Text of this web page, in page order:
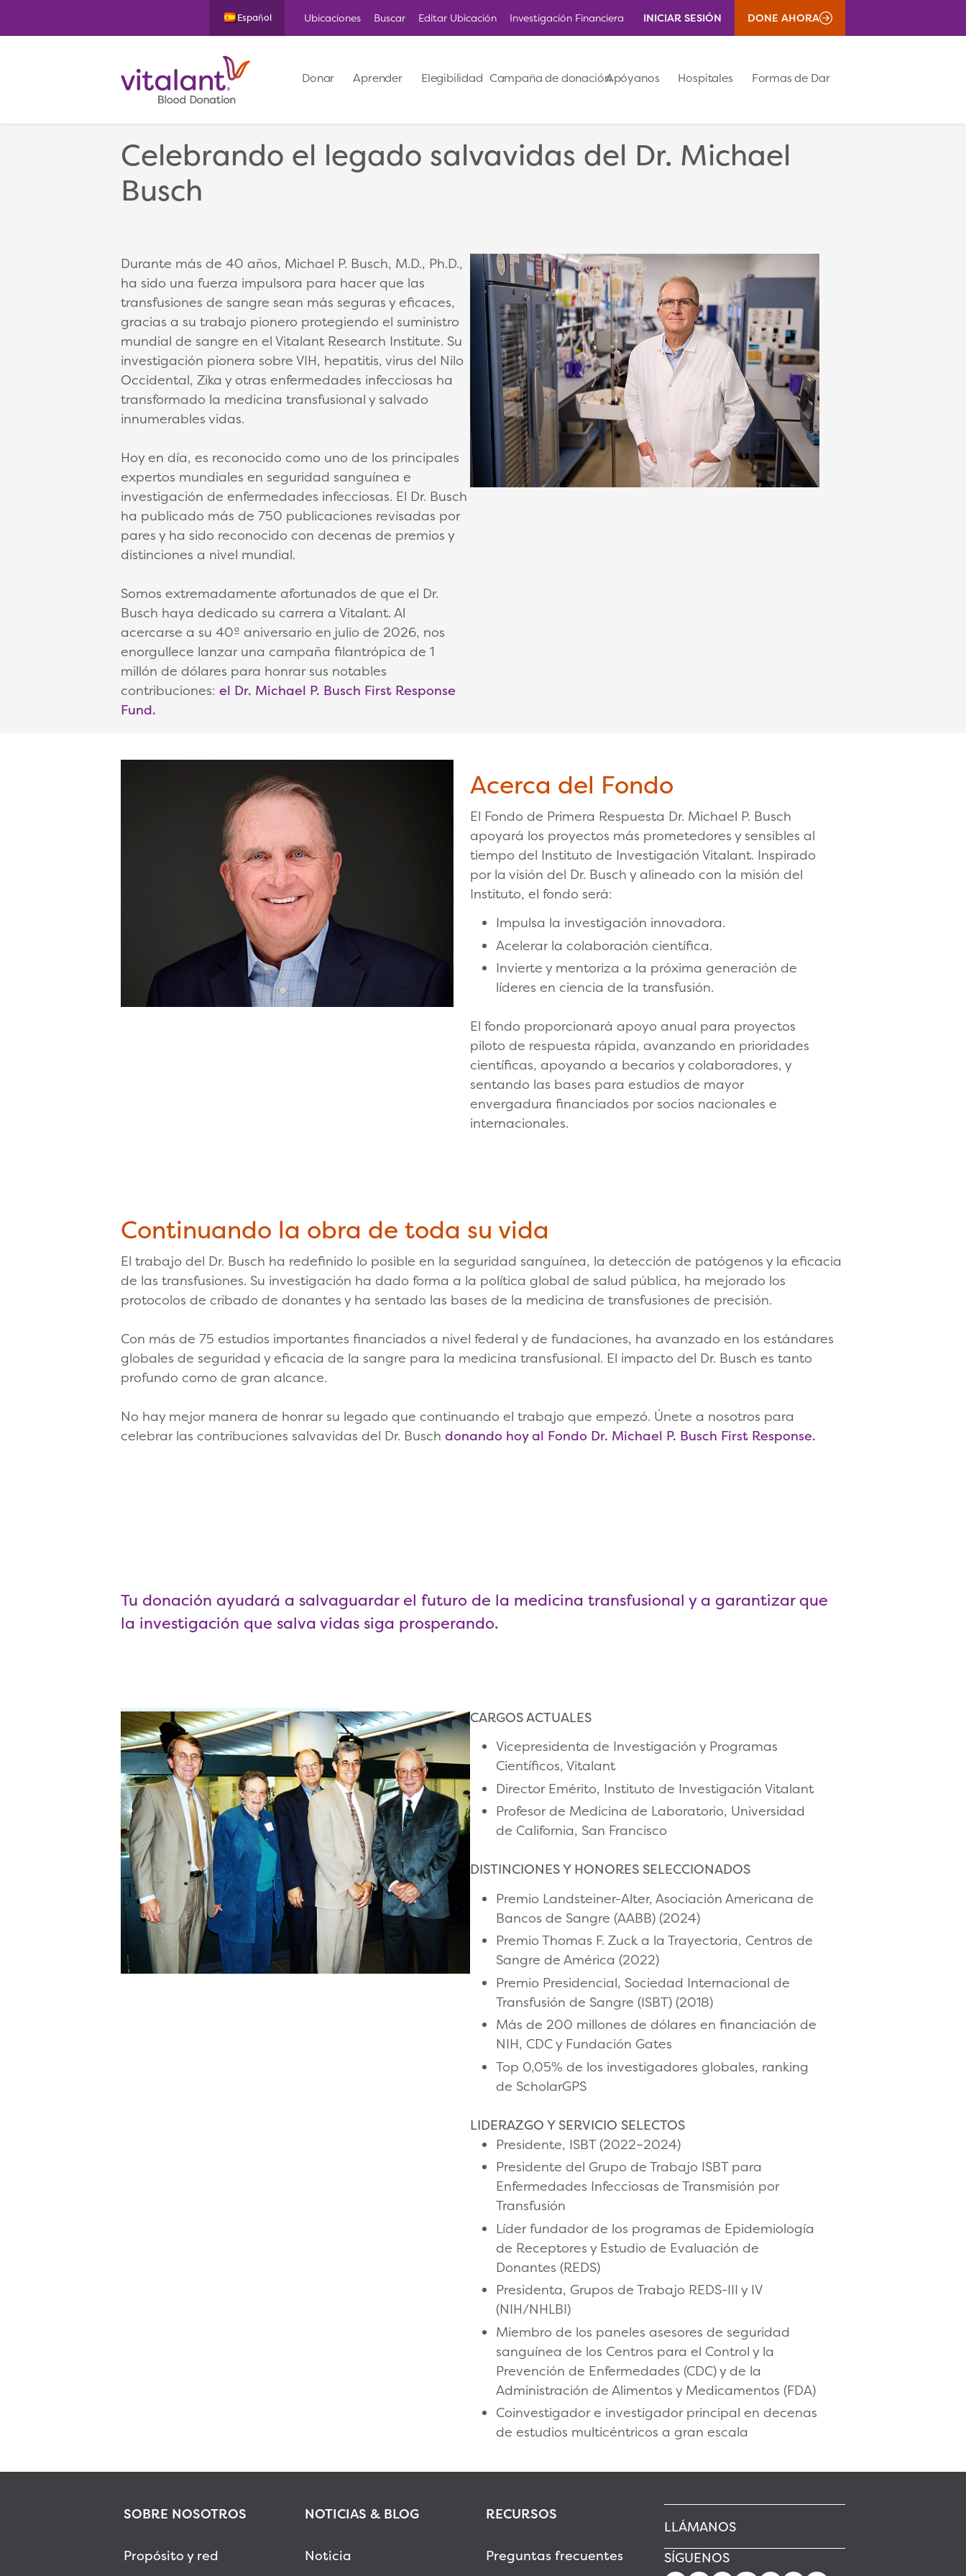
Español Ubicaciones Buscar Editar Ubicación Investigación Financiera INICIAR SESIÓN DONE AHORA
Donar Aprender Elegibilidad Campaña de donaciónApóyanos Hospitales Formas de Dar
Celebrando el legado salvavidas del Dr. Michael
Busch
Durante más de 40 años, Michael P. Busch, M.D., Ph.D.,
ha sido una fuerza impulsora para hacer que las
transfusiones de sangre sean más seguras y eficaces,
gracias a su trabajo pionero protegiendo el suministro
mundial de sangre en el Vitalant Research Institute. Su
investigación pionera sobre VIH, hepatitis, virus del Nilo
Occidental, Zika y otras enfermedades infecciosas ha
transformado la medicina transfusional y salvado
innumerables vidas.
Hoy en día, es reconocido como uno de los principales
expertos mundiales en seguridad sanguínea e
investigación de enfermedades infecciosas. El Dr. Busch
ha publicado más de 750 publicaciones revisadas por
pares y ha sido reconocido con decenas de premios y
distinciones a nivel mundial.
Somos extremadamente afortunados de que el Dr.
Busch haya dedicado su carrera a Vitalant. Al
acercarse a su 40º aniversario en julio de 2026, nos
enorgullece lanzar una campaña filantrópica de 1
millón de dólares para honrar sus notables
contribuciones: el Dr. Michael P. Busch First Response
Fund.
Acerca del Fondo
El Fondo de Primera Respuesta Dr. Michael P. Busch
apoyará los proyectos más prometedores y sensibles al
tiempo del Instituto de Investigación Vitalant. Inspirado
por la visión del Dr. Busch y alineado con la misión del
Instituto, el fondo será:
Impulsa la investigación innovadora.
Acelerar la colaboración científica.
Invierte y mentoriza a la próxima generación de
líderes en ciencia de la transfusión.
El fondo proporcionará apoyo anual para proyectos
piloto de respuesta rápida, avanzando en prioridades
científicas, apoyando a becarios y colaboradores, y
sentando las bases para estudios de mayor
envergadura financiados por socios nacionales e
internacionales.
Continuando la obra de toda su vida
El trabajo del Dr. Busch ha redefinido lo posible en la seguridad sanguínea, la detección de patógenos y la eficacia
de las transfusiones. Su investigación ha dado forma a la política global de salud pública, ha mejorado los
protocolos de cribado de donantes y ha sentado las bases de la medicina de transfusiones de precisión.
Con más de 75 estudios importantes financiados a nivel federal y de fundaciones, ha avanzado en los estándares
globales de seguridad y eficacia de la sangre para la medicina transfusional. El impacto del Dr. Busch es tanto
profundo como de gran alcance.
No hay mejor manera de honrar su legado que continuando el trabajo que empezó. Únete a nosotros para
celebrar las contribuciones salvavidas del Dr. Busch donando hoy al Fondo Dr. Michael P. Busch First Response.
Tu donación ayudará a salvaguardar el futuro de la medicina transfusional y a garantizar que
la investigación que salva vidas siga prosperando.
CARGOS ACTUALES
Vicepresidenta de Investigación y Programas
Científicos, Vitalant
Director Emérito, Instituto de Investigación Vitalant
Profesor de Medicina de Laboratorio, Universidad
de California, San Francisco
DISTINCIONES Y HONORES SELECCIONADOS
Premio Landsteiner-Alter, Asociación Americana de
Bancos de Sangre (AABB) (2024)
Premio Thomas F. Zuck a la Trayectoria, Centros de
Sangre de América (2022)
Premio Presidencial, Sociedad Internacional de
Transfusión de Sangre (ISBT) (2018)
Más de 200 millones de dólares en financiación de
NIH, CDC y Fundación Gates
Top 0,05% de los investigadores globales, ranking
de ScholarGPS
LIDERAZGO Y SERVICIO SELECTOS
Presidente, ISBT (2022–2024)
Presidente del Grupo de Trabajo ISBT para
Enfermedades Infecciosas de Transmisión por
Transfusión
Líder fundador de los programas de Epidemiología
de Receptores y Estudio de Evaluación de
Donantes (REDS)
Presidenta, Grupos de Trabajo REDS-III y IV
(NIH/NHLBI)
Miembro de los paneles asesores de seguridad
sanguínea de los Centros para el Control y la
Prevención de Enfermedades (CDC) y de la
Administración de Alimentos y Medicamentos (FDA)
Coinvestigador e investigador principal en decenas
de estudios multicéntricos a gran escala
SOBRE NOSOTROS
Propósito y red
NOTICIAS & BLOG
Noticia
RECURSOS
Preguntas frecuentes
LLÁMANOS
SÍGUENOS